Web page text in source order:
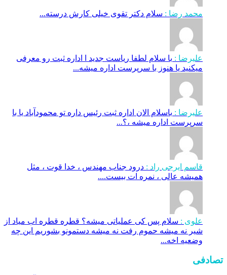
محمد رضا : سلام دکتر تقوی خیلی کارش درسته...
علیرضا : با سلام لطفا ریاست جدید ا اداره ثبت‌ رو معرفی
میکنید یا هنوز با سرپرست اداره‌ میشه...
علیرضا : باسلام الان اداره ثبت رئیس داره تو محمودآباد یا با
سرپرست اداره میشه ،؟...
قاسم ایرجی راد : درود جناب مهندس ، خدا قوت ، مثل
همیشه عالی ، نمره ات بیست....
علوی : سلام پس کی عملیاتی میشه؟ قطره قطره اب میاد از
شیر نه میشه حموم رفت نه میشه دستمونو بشوریم این چه
وضعیه اخه...
تصادفی